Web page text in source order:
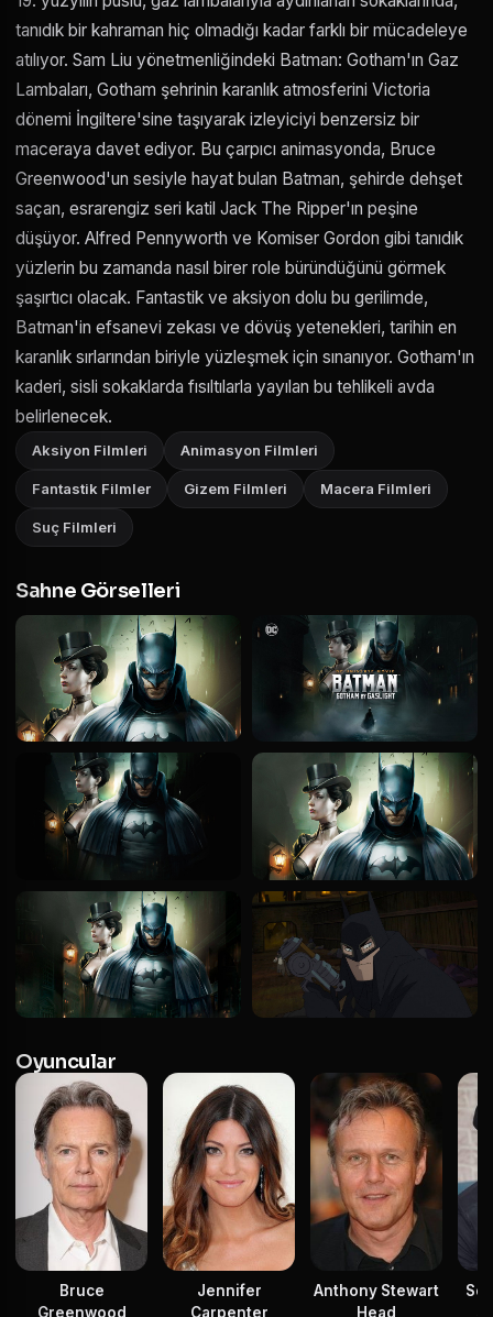
tanıdık bir kahraman hiç olmadığı kadar farklı bir mücadeleye
atılıyor. Sam Liu yönetmenliğindeki Batman: Gotham'ın Gaz
Lambaları, Gotham şehrinin karanlık atmosferini Victoria
dönemi İngiltere'sine taşıyarak izleyiciyi benzersiz bir
maceraya davet ediyor. Bu çarpıcı animasyonda, Bruce
Greenwood'un sesiyle hayat bulan Batman, şehirde dehşet
saçan, esrarengiz seri katil Jack The Ripper'ın peşine
düşüyor. Alfred Pennyworth ve Komiser Gordon gibi tanıdık
yüzlerin bu zamanda nasıl birer role büründüğünü görmek
şaşırtıcı olacak. Fantastik ve aksiyon dolu bu gerilimde,
Batman'in efsanevi zekası ve dövüş yetenekleri, tarihin en
karanlık sırlarından biriyle yüzleşmek için sınanıyor. Gotham'ın
kaderi, sisli sokaklarda fısıltılarla yayılan bu tehlikeli avda
belirlenecek.
Aksiyon Filmleri Animasyon Filmleri
Fantastik Filmler Gizem Filmleri Macera Filmleri
Suç Filmleri
Sahne Görselleri
Oyuncular
Bruce
Greenwood
Jennifer
Carpenter
Anthony Stewart
Head